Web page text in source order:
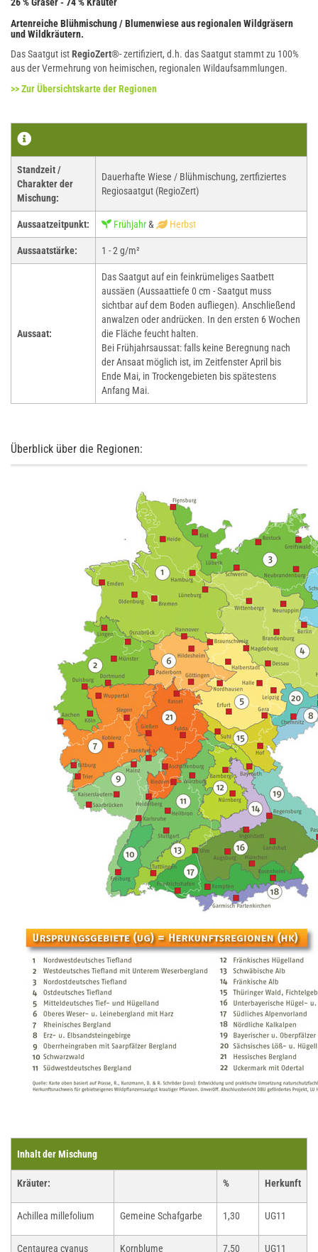
Artenreiche Blühmischung / Blumenwiese aus regionalen Wildgräsern
und Wildkräutern.
Das Saatgut istRegioZert®- zertifiziert, d.h. das Saatgut stammt zu 100%
aus der Vermehrung von heimischen, regionalen Wildaufsammlungen.
>> Zur Übersichtskarte der Regionen
Standzeit /
Charakter der
Mischung:
Dauerhafte Wiese / Blühmischung, zertfiziertes
Regiosaatgut (RegioZert)
Aussaatzeitpunkt: Frühjahr& Herbst
Aussaatstärke: 1 - 2 g/m²
Aussaat:
Das Saatgut auf ein feinkrümeliges Saatbett
aussäen (Aussaattiefe 0 cm - Saatgut muss
sichtbar auf dem Boden aufliegen). Anschließend
anwalzen oder andrücken. In den ersten 6 Wochen
die Fläche feucht halten.
Bei Frühjahrsaussat: falls keine Beregnung nach
der Ansaat möglich ist, im Zeitfenster April bis
Ende Mai, in Trockengebieten bis spätestens
Anfang Mai.
Überblick über die Regionen:
Inhalt der Mischung
Kräuter: % Herkunft
Achillea millefolium Gemeine Schafgarbe 1,30 UG11
Centaurea cyanus Kornblume 7,50 UG11